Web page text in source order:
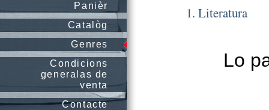
Panièr
Catalòg
Genres
Condicions
generalas de
venta
Contacte
1. Literatura
Lo